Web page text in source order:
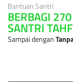
Bantuan Santri
BERBAGI
SANTRI
Sampai dengan